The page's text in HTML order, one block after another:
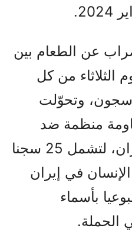
عن الطعام بين
الثلاثاء من كل
سجون، وتحوّلت
منظمة ضد
عقوبة الإعدام في إيران، لتشمل 25 سجنا
في إيران
بأسماء
الحملة.